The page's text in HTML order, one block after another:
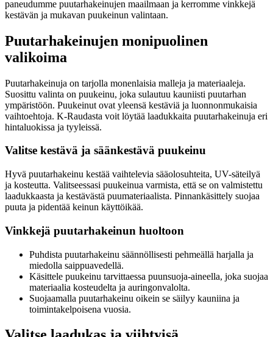
paneudumme puutarhakeinujen maailmaan ja kerromme vinkkejä
kestävän ja mukavan puukeinun valintaan.
Puutarhakeinujen monipuolinen
valikoima
Puutarhakeinuja on tarjolla monenlaisia malleja ja materiaaleja.
Suosittu valinta on puukeinu, joka sulautuu kauniisti puutarhan
ympäristöön. Puukeinut ovat yleensä kestäviä ja luonnonmukaisia
vaihtoehtoja. K-Raudasta voit löytää laadukkaita puutarhakeinuja eri
hintaluokissa ja tyyleissä.
Valitse kestävä ja säänkestävä puukeinu
Hyvä puutarhakeinu kestää vaihtelevia sääolosuhteita, UV-säteilyä
ja kosteutta. Valitseessasi puukeinua varmista, että se on valmistettu
laadukkaasta ja kestävästä puumateriaalista. Pinnankäsittely suojaa
puuta ja pidentää keinun käyttöikää.
Vinkkejä puutarhakeinun huoltoon
Puhdista puutarhakeinu säännöllisesti pehmeällä harjalla ja
miedolla saippuavedellä.
Käsittele puukeinu tarvittaessa puunsuoja-aineella, joka suojaa
materiaalia kosteudelta ja auringonvalolta.
Suojaamalla puutarhakeinu oikein se säilyy kauniina ja
toimintakelpoisena vuosia.